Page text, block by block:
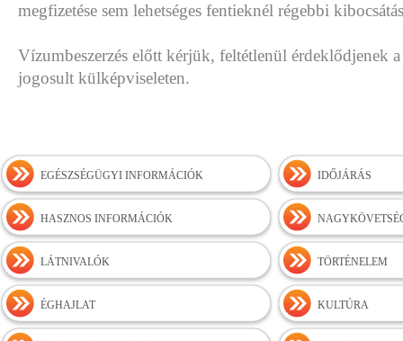
megfizetése sem lehetséges fentieknél régebbi
Vízumbeszerzés előtt kérjük, feltétlenül érdeklődjenek
jogosult külképviseleten.
EGÉSZSÉGÜGYI INFORMÁCIÓK IDŐJÁRÁS
HASZNOS INFORMÁCIÓK
LÁTNIVALÓK TÖRTÉNELEM
ÉGHAJLAT KULTÚRA